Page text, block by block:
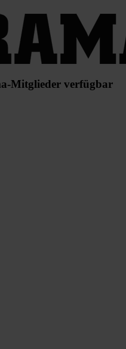
Mitglieder verfügbar